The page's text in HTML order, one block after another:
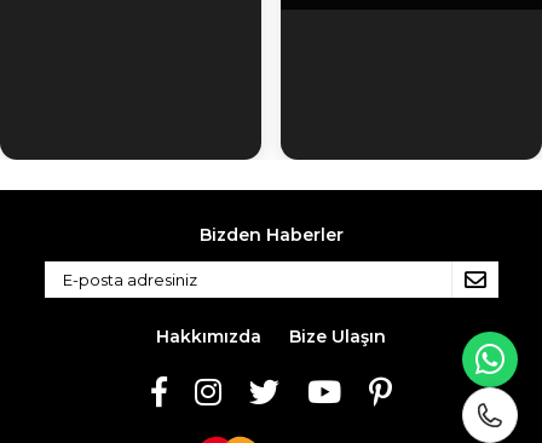
için ayrıca teşekkür
Bizden Haberler
Hakkımızda Bize Ulaşın